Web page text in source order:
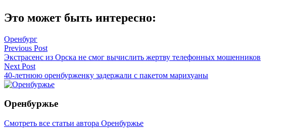
Это может быть интересно:
Оренбург
Навигация
по
записям
Previous Post
Экстрасенс из Орска не смог вычислить жертву телефонных мошенников
Next Post
40-летнюю оренбурженку задержали с пакетом марихуаны
Оренбуржье
Смотреть все статьи автора Оренбуржье